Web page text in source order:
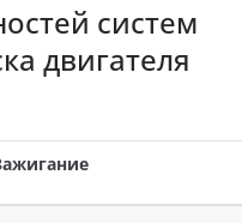
систем
двигателя